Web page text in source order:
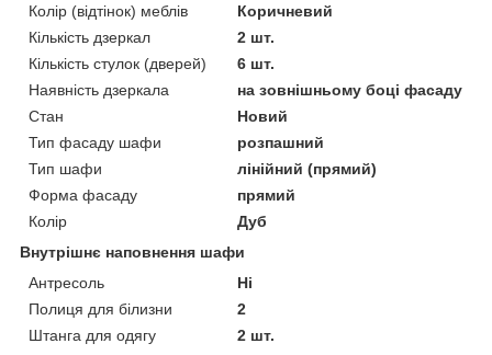
Колір (відтінок) меблів
Коричневий
Кількість дзеркал
2 шт.
Кількість стулок (дверей)
6 шт.
Наявність дзеркала
на зовнішньому боці фасаду
Стан
Новий
Тип фасаду шафи
розпашний
Тип шафи
лінійний (прямий)
Форма фасаду
прямий
Колір
Дуб
Внутрішнє наповнення шафи
Антресоль
Ні
Полиця для білизни
2
Штанга для одягу
2 шт.